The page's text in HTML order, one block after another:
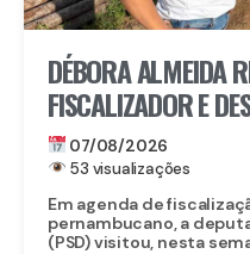
DÉBORA ALMEIDA
FISCALIZADOR E
FALSAS SOBRE
BOMBEIROS EM
07/08/2026
53 visualizações
Em agenda de
pernambucano, a
(PSD) visitou, nesta